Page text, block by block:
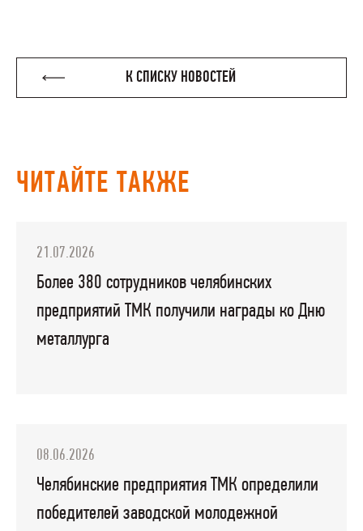
К СПИСКУ НОВОСТЕЙ
ЧИТАЙТЕ ТАКЖЕ
21.07.2026
Более 380 сотрудников челябинских
предприятий ТМК получили награды ко Дню
металлурга
08.06.2026
Челябинские предприятия ТМК определили
победителей заводской молодежной